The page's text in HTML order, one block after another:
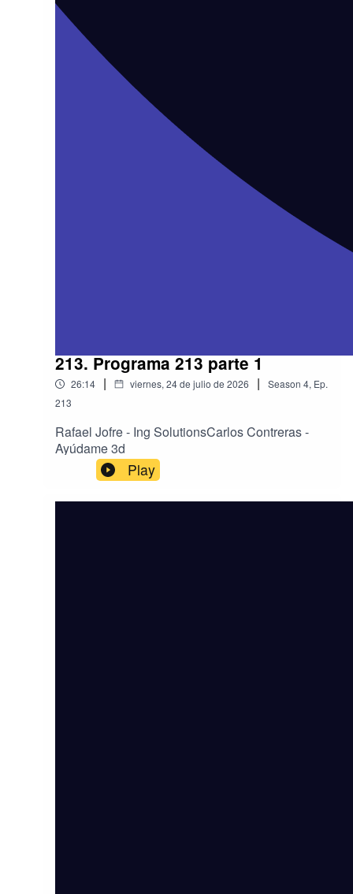
213. Programa 213 parte 1
26:14 | viernes, 24 de julio de 2026 | Season 4, Ep.
213
Rafael Jofre - Ing SolutionsCarlos Contreras -
Ayúdame 3d
Play